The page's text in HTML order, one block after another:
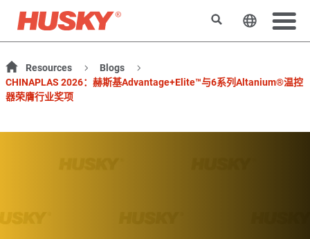
搜索 更改网站
Resources
Blogs
CHINAPLAS 2026：赫斯基Advantage+Elite™与6系列Altanium®温控
器荣膺行业奖项